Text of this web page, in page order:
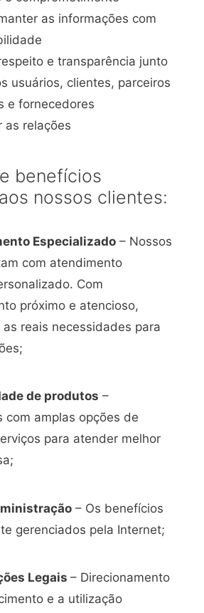
as informações com
e transparência junto
usuários, clientes, parceiros
e fornecedores
as relações
benefícios
nossos clientes:
Especializado – Nossos
com atendimento
Com
próximo e atencioso,
reais necessidades para
de produtos –
com amplas opções de
para atender melhor
– Os benefícios
gerenciados pela Internet;
Legais – Direcionamento
e a utilização